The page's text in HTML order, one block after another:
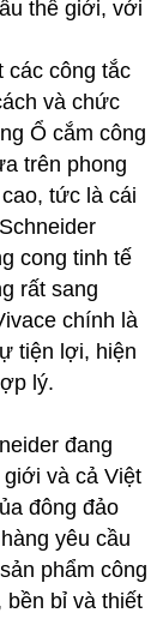
thế giới, với
các công tắc
và chức
Ổ cắm công
trên phong
tức là cái
cong tinh tế
rất sang
chính là
tiện lợi, hiện
lý.
đang
và cả Việt
đông đảo
yêu cầu
phẩm công
bền bỉ và thiết